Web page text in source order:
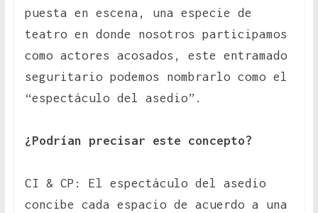
puesta en escena, una especie de
teatro en donde nosotros participamos
como actores acosados, este entramado
seguritario podemos nombrarlo como el
“espectáculo del asedio”.
¿Podrían precisar este concepto?
CI & CP: El espectáculo del asedio
concibe cada espacio de acuerdo a una